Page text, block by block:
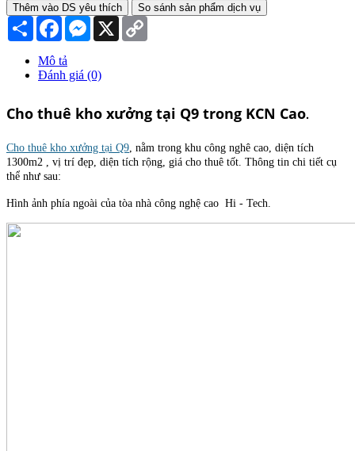
Thêm vào DS yêu thích So sánh sản phẩm dịch vụ
Chia
sẻ
FacebookMessenger
X
Mô tả
Đánh giá (0)
Cho thuê kho xưởng tại Q9 trong KCN Cao.
Cho thuê kho xưởng tại Q9 , nằm trong khu công nghê cao, diện tích
1300m2 , vị trí đẹp, diện tích rộng, giá cho thuê tốt. Thông tin chi tiết cụ
thể như sau:
Hình ảnh phía ngoài của tòa nhà công nghệ cao Hi - Tech.